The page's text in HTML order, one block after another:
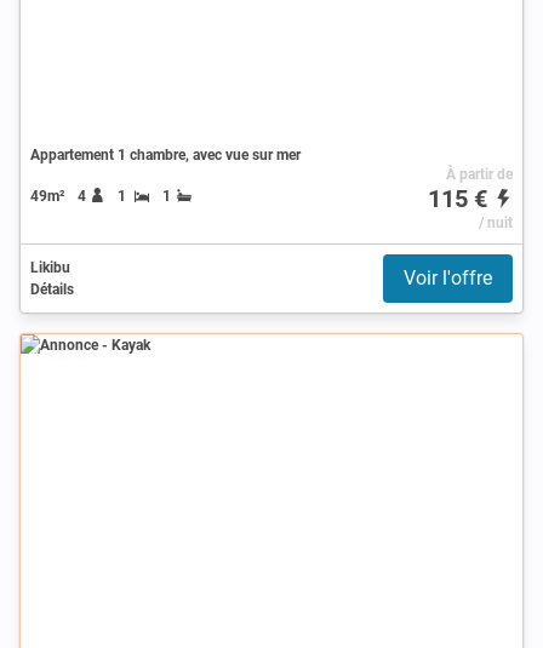
Appartement 1 chambre, avec vue sur mer
49m² 4 1 1
À partir de
115 €
/ nuit
Likibu
Détails
Voir l'offre
Annonce